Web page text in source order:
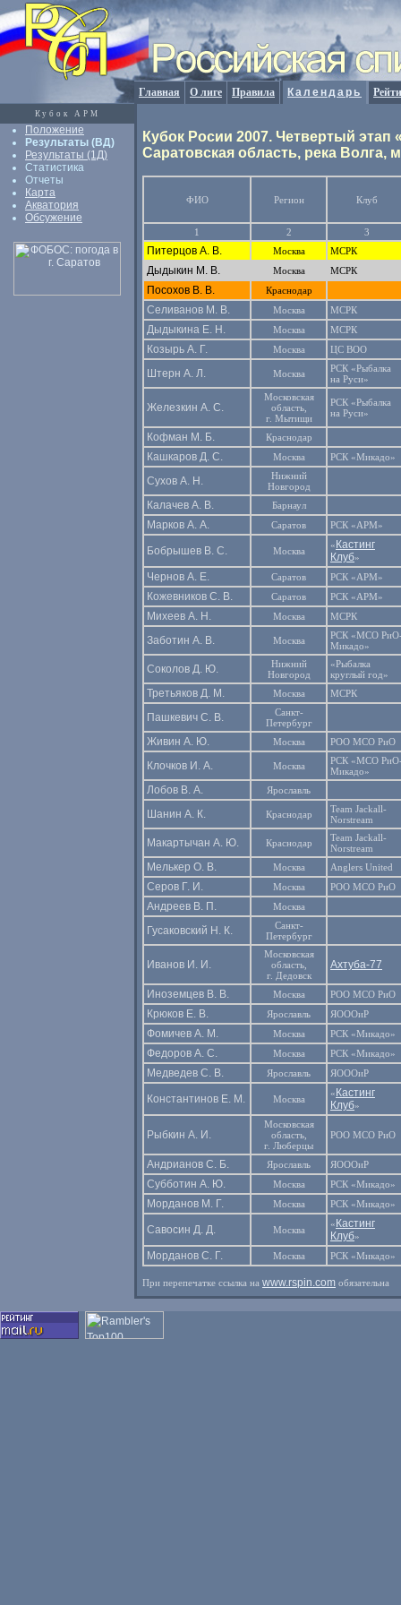
Главная О лиге Правила Календарь
Кубок АРМ
Положение
Результаты (ВД)
Результаты (1Д)
Статистика
Отчеты
Карта
Акватория
Обсужение
Кубок Росии 2007. Четвертый
Саратовская область, река Волга,
ФИО Регион Клуб
1 2 3
Питерцов А. В. Москва МСРК
Дыдыкин М. В. Москва МСРК
Посохов В. В. Краснодар
Селиванов М. В. Москва МСРК
Дыдыкина Е. Н. Москва МСРК
Козырь А. Г. Москва ЦС ВОО
Штерн А. Л. Москва
РСК «Рыбалка
на Руси»
Железкин А. С.
Московская
область,
г. Мытищи
РСК «Рыбалка
на Руси»
Кофман М. Б. Краснодар
Кашкаров Д. С. Москва РСК «Микадо»
Сухов А. Н.
Нижний
Новгород
Калачев А. В. Барнаул
Марков А. А. Саратов РСК «АРМ»
Бобрышев В. С. Москва
« Кастинг
Клуб»
Чернов А. Е. Саратов РСК «АРМ»
Кожевников С. В. Саратов РСК «АРМ»
Михеев А. Н. Москва МСРК
Заботин А. В. Москва
РСК «МСО
Микадо»
Соколов Д. Ю.
Нижний
Новгород
«Рыбалка
круглый год»
Третьяков Д. М. Москва МСРК
Пашкевич С. В.
Санкт-
Петербург
Живин А. Ю. Москва РОО МСО РиО
Клочков И. А. Москва
РСК «МСО
Микадо»
Лобов В. А. Ярославль
Шанин А. К. Краснодар
Team Jackall-
Norstream
Макартычан А. Ю. Краснодар
Team Jackall-
Norstream
Мелькер О. В. Москва Anglers United
Серов Г. И. Москва РОО МСО РиО
Андреев В. П. Москва
Гусаковский Н. К.
Санкт-
Петербург
Иванов И. И.
Московская
область,
г. Дедовск
Ахтуба-77
Иноземцев В. В. Москва РОО МСО РиО
Крюков Е. В. Ярославль ЯОООиР
Фомичев А. М. Москва РСК «Микадо»
Федоров А. С. Москва РСК «Микадо»
Медведев С. В. Ярославль ЯОООиР
Константинов Е. М. Москва
« Кастинг
Клуб»
Рыбкин А. И.
Московская
область,
г. Люберцы
РОО МСО РиО
Андрианов С. Б. Ярославль ЯОООиР
Субботин А. Ю. Москва РСК «Микадо»
Морданов М. Г. Москва РСК «Микадо»
Савосин Д. Д. Москва
« Кастинг
Клуб»
Морданов С. Г. Москва РСК «Микадо»
При перепечатке ссылка на www.rspin.com обязательна